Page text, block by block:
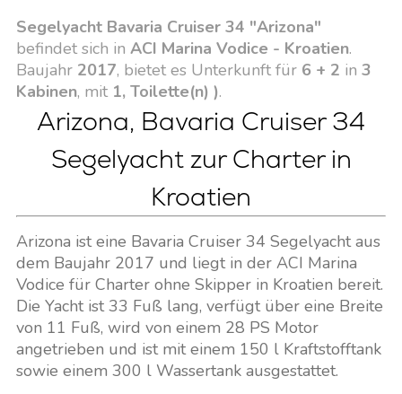
Segelyacht Bavaria Cruiser 34 "Arizona"
befindet sich in ACI Marina Vodice - Kroatien.
Baujahr 2017, bietet es Unterkunft für 6 + 2 in 3
Kabinen, mit 1, Toilette(n) ).
Arizona, Bavaria Cruiser 34
Segelyacht zur Charter in
Kroatien
Arizona ist eine Bavaria Cruiser 34 Segelyacht aus
dem Baujahr 2017 und liegt in der ACI Marina
Vodice für Charter ohne Skipper in Kroatien bereit.
Die Yacht ist 33 Fuß lang, verfügt über eine Breite
von 11 Fuß, wird von einem 28 PS Motor
angetrieben und ist mit einem 150 l Kraftstofftank
sowie einem 300 l Wassertank ausgestattet.